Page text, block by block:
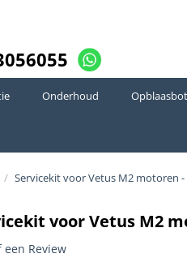
Onderhoud
/ Servicekit voor Vetus M2 motoren -
voor Vetus M2
een Review